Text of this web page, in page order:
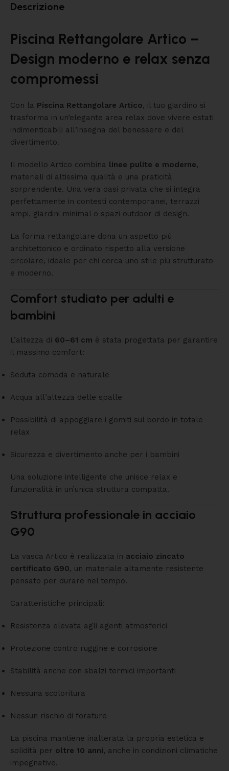
Descrizione
Piscina Rettangolare Artico –
Design moderno e relax senza
compromessi
Con la Piscina Rettangolare Artico, il tuo giardino si
trasforma in un’elegante area relax dove vivere estati
indimenticabili all’insegna del benessere e del
divertimento.
Il modello Artico combina linee pulite e moderne,
materiali di altissima qualità e una praticità
sorprendente. Una vera oasi privata che si integra
perfettamente in contesti contemporanei, terrazzi
ampi, giardini minimal o spazi outdoor di design.
La forma rettangolare dona un aspetto più
architettonico e ordinato rispetto alla versione
circolare, ideale per chi cerca uno stile più strutturato
e moderno.
Comfort studiato per adulti e
bambini
L’altezza di 60–61 cm è stata progettata per garantire
il massimo comfort:
Seduta comoda e naturale
Acqua all’altezza delle spalle
Possibilità di appoggiare i gomiti sul bordo in totale
relax
Sicurezza e divertimento anche per i bambini
Una soluzione intelligente che unisce relax e
funzionalità in un’unica struttura compatta.
Struttura professionale in acciaio
G90
La vasca Artico è realizzata in acciaio zincato
certificato G90, un materiale altamente resistente
pensato per durare nel tempo.
Caratteristiche principali:
Resistenza elevata agli agenti atmosferici
Protezione contro ruggine e corrosione
Stabilità anche con sbalzi termici importanti
Nessuna scoloritura
Nessun rischio di forature
La piscina mantiene inalterata la propria estetica e
solidità per oltre 10 anni, anche in condizioni climatiche
impegnative.